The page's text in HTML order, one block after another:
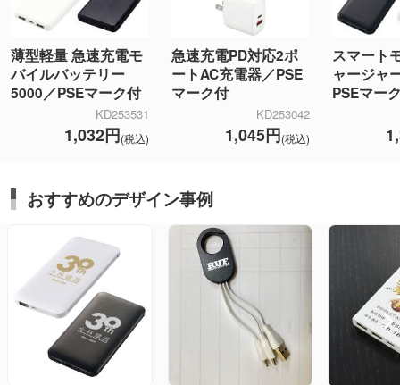
薄型軽量 急速充電モ
バイルバッテリー
5000／PSEマーク付
KD253531
1,032円(税込)
急速充電PD対応2ポ
ートAC充電器／PSE
マーク付
KD253042
1,045円(税込)
スマート
ャージャ
PSEマー
おすすめのデザイン事例